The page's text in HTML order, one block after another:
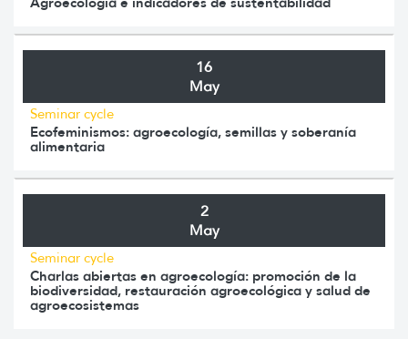
16
May
Seminar cycle
Ecofeminismos: agroecología, semillas y soberanía
alimentaria
2
May
Seminar cycle
Charlas abiertas en agroecología: promoción de la
biodiversidad, restauración agroecológica y salud de
agroecosistemas